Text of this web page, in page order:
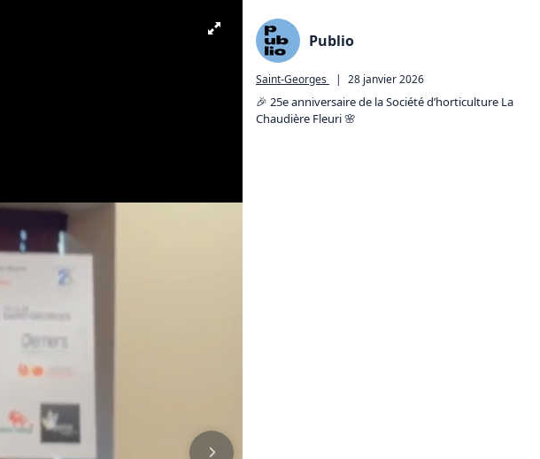
Publio
Saint-Georges | 28 janvier 2026
🎉 25e anniversaire de la Société d’horticulture La
Chaudière Fleuri 🌸